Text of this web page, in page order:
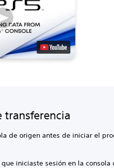
transferencia
de origen antes de iniciar el
iniciaste sesión en la consola